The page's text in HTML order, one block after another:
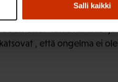
Salli kaikki
Koska raskaus- ja
, että ongelma ei ole